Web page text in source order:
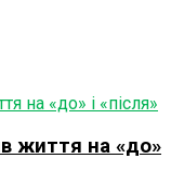
життя на «до»